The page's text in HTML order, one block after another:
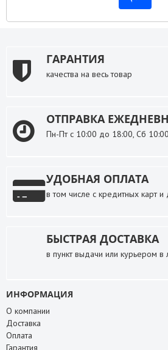
ГАРАНТИЯ
качества на весь товар
ОТПРАВКА
Пн-Пт с 10:00 до 18:00, Сб
УДОБНАЯ ОПЛАТА
в том числе с кредитных карт
БЫСТРАЯ ДОСТАВКА
в пункт выдачи или курьером
ИНФОРМАЦИЯ
О компании
Доставка
Оплата
Гарантия